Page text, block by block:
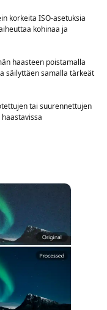
korkeita ISO-asetuksia
kohinaa ja
haasteen poistamalla
säilyttäen samalla tärkeät
tai suurennettujen